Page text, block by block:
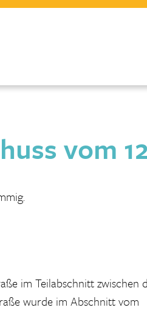
vom
im Teilabschnitt zwischen
wurde im Abschnitt vom